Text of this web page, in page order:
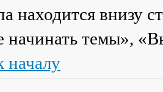
находится внизу
темы»,
началу